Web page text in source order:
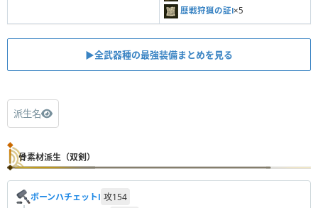
歴戦狩猟の証Ⅰ×5
▶︎全武器種の最強装備まとめを見る
派生名
骨素材派生（双剣）
ボーンハチェットⅠ 攻154